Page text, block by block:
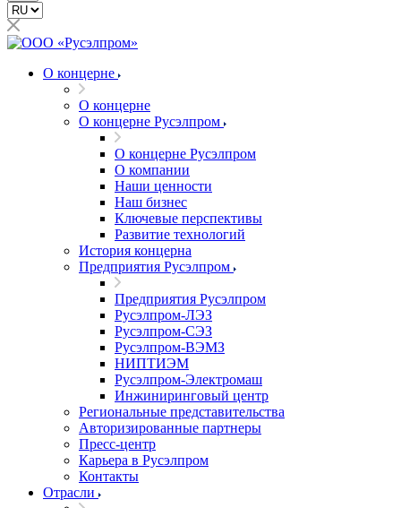
О концерне
О концерне
О концерне Русэлпром
О концерне Русэлпром
О компании
Наши ценности
Наш бизнес
Ключевые перспективы
Развитие технологий
История концерна
Предприятия Русэлпром
Предприятия Русэлпром
Русэлпром-ЛЭЗ
Русэлпром-СЭЗ
Русэлпром-ВЭМЗ
НИПТИЭМ
Русэлпром-Электромаш
Инжиниринговый центр
Региональные представительства
Авторизированные партнеры
Пресс-центр
Карьера в Русэлпром
Контакты
Отрасли